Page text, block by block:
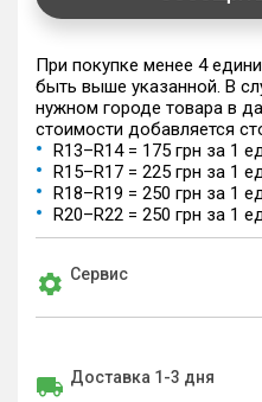
При покупке менее 4
быть выше указанной. В
нужном городе товара в
стоимости добавляется
R13–R14 = 175 грн за 1
R15–R17 = 225 грн за 1
R18–R19 = 250 грн за 1
R20–R22 = 250 грн за 1
Сервис
Доставка 1-3 дня